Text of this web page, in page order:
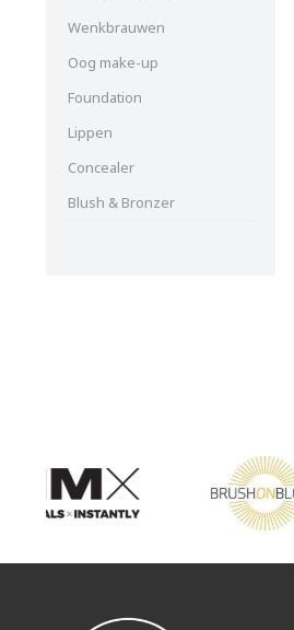
Wenkbrauwen
Oog make-up
Foundation
Lippen
Concealer
Blush & Bronzer